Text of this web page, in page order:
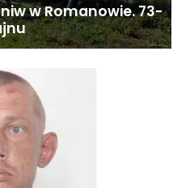
w Romanowie. 73-